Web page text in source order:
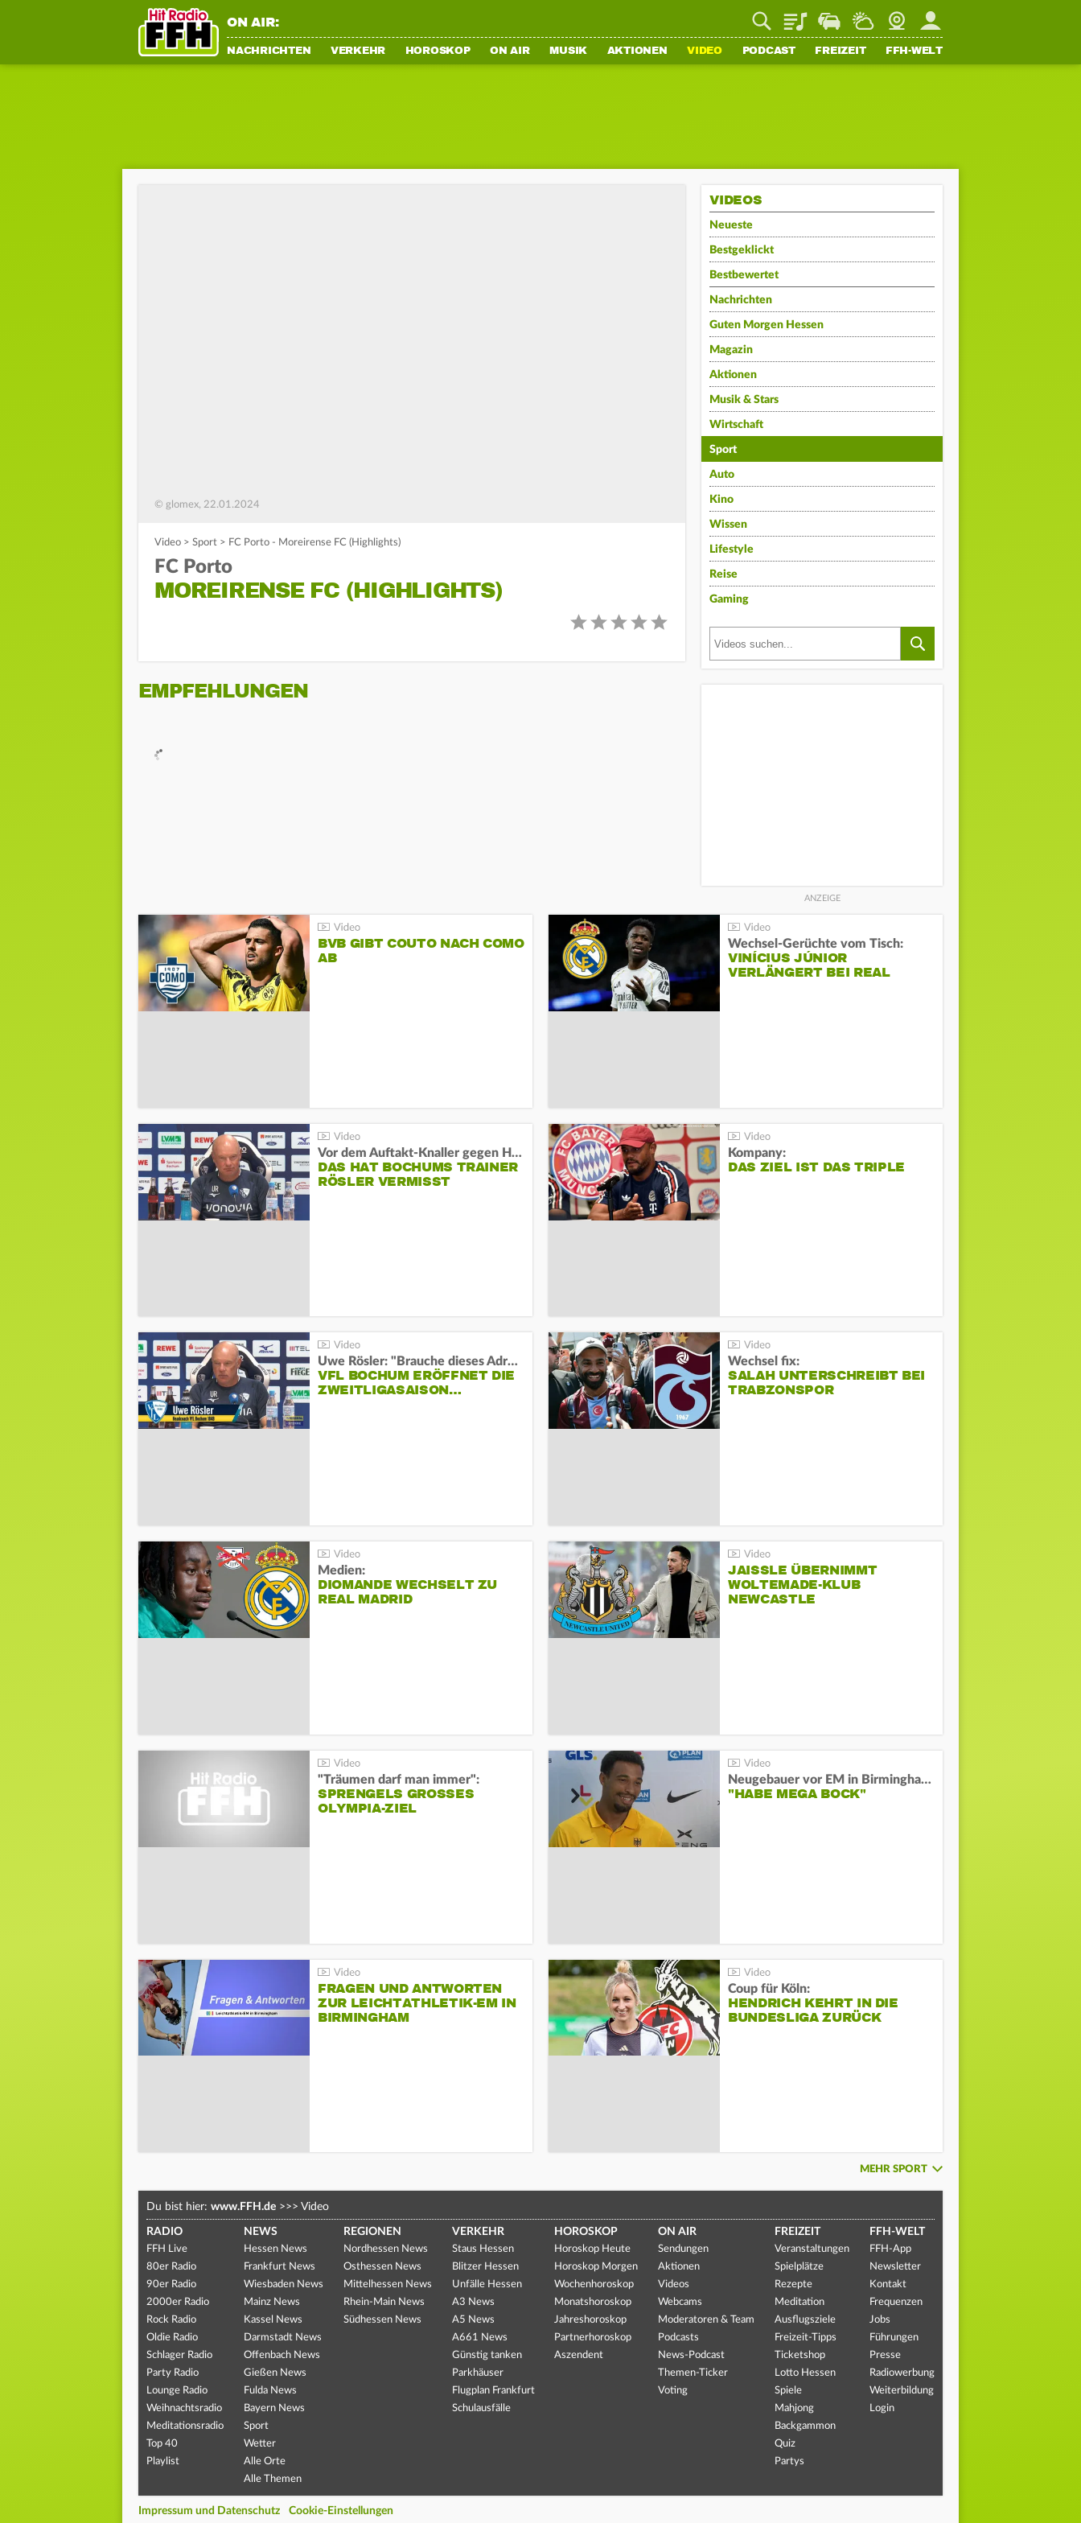
ON AIR: PlaylistStaupilotWetterWebcamMein FFH
NACHRICHTEN VERKEHR HOROSKOP ON AIR MUSIK AKTIONEN VIDEO PODCAST FREIZEIT FFH-WELT
© glomex, 22.01.2024
Video > Sport > FC Porto - Moreirense FC (Highlights)
FC Porto
MOREIRENSE FC (HIGHLIGHTS)
EMPFEHLUNGEN
VIDEOS
Neueste
Bestgeklickt
Bestbewertet
Nachrichten
Guten Morgen Hessen
Magazin
Aktionen
Musik & Stars
Wirtschaft
Sport
Auto
Kino
Wissen
Lifestyle
Reise
Gaming
BVB GIBT COUTO NACH COMO
AB
Wechsel-Gerüchte vom Tisch:
VINÍCIUS JÚNIOR
VERLÄNGERT BEI REAL
Vor dem Auftakt-Knaller gegen Hertha:
DAS HAT BOCHUMS TRAINER
RÖSLER VERMISST
Kompany:
DAS ZIEL IST DAS TRIPLE
Uwe Rösler: "Brauche dieses Adrenalin"
VFL BOCHUM ERÖFFNET DIE
ZWEITLIGASAISON…
Wechsel fix:
SALAH UNTERSCHREIBT BEI
TRABZONSPOR
Medien:
DIOMANDE WECHSELT ZU
REAL MADRID
JAISSLE ÜBERNIMMT
WOLTEMADE-KLUB
NEWCASTLE
"Träumen darf man immer":
SPRENGELS GROSSES O
LYMPIA-ZIEL
Neugebauer vor EM in Birmingham:
"HABE MEGA BOCK"
FRAGEN UND ANTWORTEN
ZUR LEICHTATHLETIK-EM IN
BIRMINGHAM
Coup für Köln:
HENDRICH KEHRT IN DIE
BUNDESLIGA ZURÜCK
MEHR SPORT
Du bist hier: www.FFH.de >>> Video
RADIO
FFH Live
80er Radio
90er Radio
2000er Radio
Rock Radio
Oldie Radio
Schlager Radio
Party Radio
Lounge Radio
Weihnachtsradio
Meditationsradio
Top 40
Playlist
NEWS
Hessen News
Frankfurt News
Wiesbaden News
Mainz News
Kassel News
Darmstadt News
Offenbach News
Gießen News
Fulda News
Bayern News
Sport
Wetter
Alle Orte
Alle Themen
REGIONEN
Nordhessen News
Osthessen News
Mittelhessen News
Rhein-Main News
Südhessen News
VERKEHR
Staus Hessen
Blitzer Hessen
Unfälle Hessen
A3 News
A5 News
A661 News
Günstig tanken
Parkhäuser
Flugplan Frankfurt
Schulausfälle
HOROSKOP
Horoskop Heute
Horoskop Morgen
Wochenhoroskop
Monatshoroskop
Jahreshoroskop
Partnerhoroskop
Aszendent
ON AIR
Sendungen
Aktionen
Videos
Webcams
Moderatoren & Team
Podcasts
News-Podcast
Themen-Ticker
Voting
FREIZEIT
Veranstaltungen
Spielplätze
Rezepte
Meditation
Ausflugsziele
Freizeit-Tipps
Ticketshop
Lotto Hessen
Spiele
Mahjong
Backgammon
Quiz
Partys
FFH-WELT
FFH-App
Newsletter
Kontakt
Frequenzen
Jobs
Führungen
Presse
Radiowerbung
Weiterbildung
Login
Impressum und Datenschutz Cookie-Einstellungen